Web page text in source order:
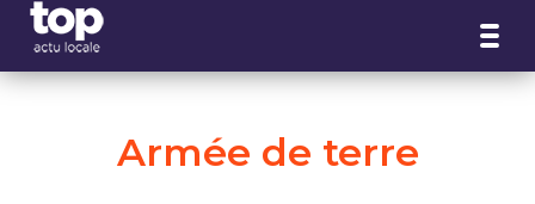
Armée de terre
Panneau de gestion des cookies